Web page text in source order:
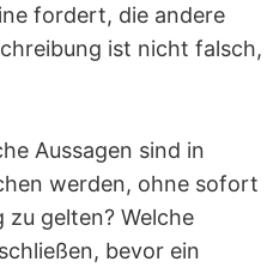
fordert, die andere
ist nicht falsch,
Aussagen sind in
werden, ohne sofort
gelten? Welche
bevor ein